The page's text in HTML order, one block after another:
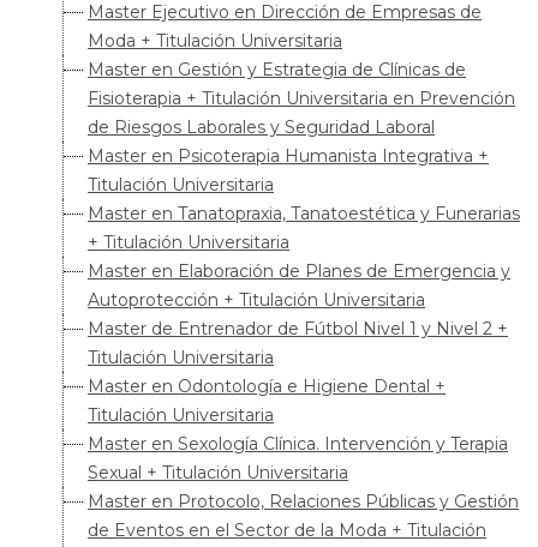
Master Ejecutivo en Dirección de Empresas de
Moda + Titulación Universitaria
Master en Gestión y Estrategia de Clínicas de
Fisioterapia + Titulación Universitaria en Prevención
de Riesgos Laborales y Seguridad Laboral
Master en Psicoterapia Humanista Integrativa +
Titulación Universitaria
Master en Tanatopraxia, Tanatoestética y Funerarias
+ Titulación Universitaria
Master en Elaboración de Planes de Emergencia y
Autoprotección + Titulación Universitaria
Master de Entrenador de Fútbol Nivel 1 y Nivel 2 +
Titulación Universitaria
Master en Odontología e Higiene Dental +
Titulación Universitaria
Master en Sexología Clínica. Intervención y Terapia
Sexual + Titulación Universitaria
Master en Protocolo, Relaciones Públicas y Gestión
de Eventos en el Sector de la Moda + Titulación